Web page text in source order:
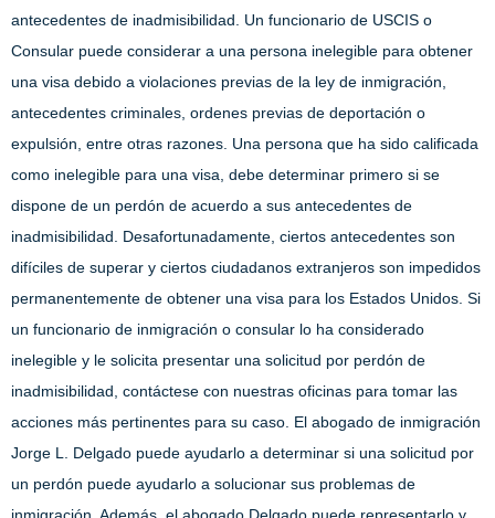
antecedentes de inadmisibilidad. Un funcionario de USCIS o
Consular puede considerar a una persona inelegible para obtener
una visa debido a violaciones previas de la ley de inmigración,
antecedentes criminales, ordenes previas de deportación o
expulsión, entre otras razones. Una persona que ha sido calificada
como inelegible para una visa, debe determinar primero si se
dispone de un perdón de acuerdo a sus antecedentes de
inadmisibilidad. Desafortunadamente, ciertos antecedentes son
difíciles de superar y ciertos ciudadanos extranjeros son impedidos
permanentemente de obtener una visa para los Estados Unidos. Si
un funcionario de inmigración o consular lo ha considerado
inelegible y le solicita presentar una solicitud por perdón de
inadmisibilidad, contáctese con nuestras oficinas para tomar las
acciones más pertinentes para su caso. El abogado de inmigración
Jorge L. Delgado puede ayudarlo a determinar si una solicitud por
un perdón puede ayudarlo a solucionar sus problemas de